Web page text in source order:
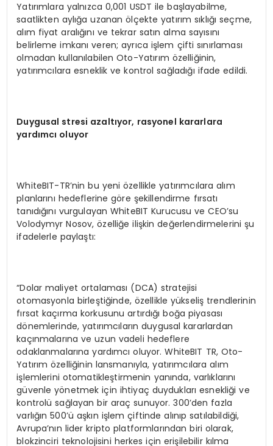
Yatırımlara yalnızca 0,001 USDT ile başlayabilme,
saatlikten aylığa uzanan ölçekte yatırım sıklığı seçme,
alım fiyat aralığını ve tekrar satın alma sayısını
belirleme imkanı veren; ayrıca işlem çifti sınırlaması
olmadan kullanılabilen Oto-Yatırım özelliğinin,
yatırımcılara esneklik ve kontrol sağladığı ifade edildi.
Duygusal stresi azaltıyor, rasyonel kararlara
yardımcı oluyor
WhiteBIT-TR’nin bu yeni özellikle yatırımcılara alım
planlarını hedeflerine göre şekillendirme fırsatı
tanıdığını vurgulayan WhiteBIT Kurucusu ve CEO’su
Volodymyr Nosov, özelliğe ilişkin değerlendirmelerini şu
ifadelerle paylaştı:
“Dolar maliyet ortalaması (DCA) stratejisi
otomasyonla birleştiğinde, özellikle yükseliş trendlerinin
fırsat kaçırma korkusunu artırdığı boğa piyasası
dönemlerinde, yatırımcıların duygusal kararlardan
kaçınmalarına ve uzun vadeli hedeflere
odaklanmalarına yardımcı oluyor. WhiteBIT TR, Oto-
Yatırım özelliğinin lansmanıyla, yatırımcılara alım
işlemlerini otomatikleştirmenin yanında, varlıklarını
güvenle yönetmek için ihtiyaç duydukları esnekliği ve
kontrolü sağlayan bir araç sunuyor. 300’den fazla
varlığın 500’ü aşkın işlem çiftinde alınıp satılabildiği,
Avrupa’nın lider kripto platformlarından biri olarak,
blokzinciri teknolojisini herkes için erişilebilir kılma